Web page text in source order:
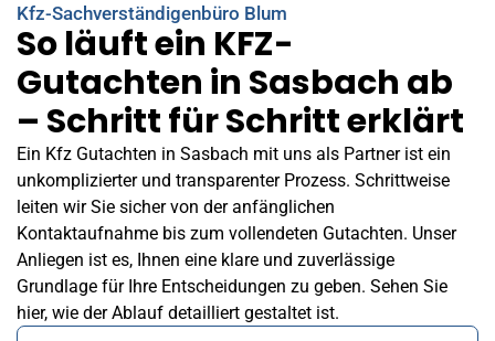
Kfz-Sachverständigenbüro Blum
So läuft ein KFZ-
Gutachten in Sasbach ab
– Schritt für Schritt erklärt
Ein Kfz Gutachten in Sasbach mit uns als Partner ist ein
unkomplizierter und transparenter Prozess. Schrittweise
leiten wir Sie sicher von der anfänglichen
Kontaktaufnahme bis zum vollendeten Gutachten. Unser
Anliegen ist es, Ihnen eine klare und zuverlässige
Grundlage für Ihre Entscheidungen zu geben. Sehen Sie
hier, wie der Ablauf detailliert gestaltet ist.